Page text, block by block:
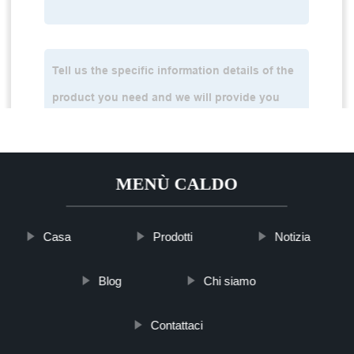
MENÙ CALDO
Casa Prodotti Notizia
Blog Chi siamo
Contattaci